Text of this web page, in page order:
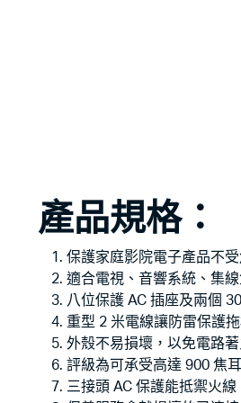
產品規格：
保護家庭影院電子產品不
適合電視、音響系統、集
八位保護 AC 插座及兩個
重型 2 米電線讓防雷保護
外殼不易損壞，以免電路
評級為可承受高達 900 焦
三接頭 AC 保護能抵禦火